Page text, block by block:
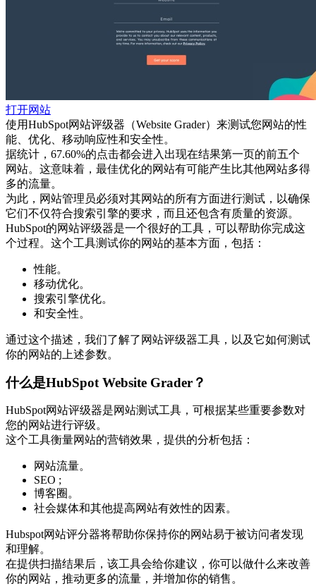
打开网站
使用HubSpot网站评级器（Website Grader）来测试您网站的性
能、优化、移动响应性和安全性。
据统计，67.60%的点击都会进入出现在结果第一页的前五个
网站。这意味着，最佳优化的网站有可能产生比其他网站多得
多的流量。
为此，网站管理员必须对其网站的所有方面进行测试，以确保
它们不仅符合搜索引擎的要求，而且还包含有质量的资源。
HubSpot的网站评级器是一个很好的工具，可以帮助你完成这
个过程。这个工具测试你的网站的基本方面，包括：
性能。
移动优化。
搜索引擎优化。
和安全性。
通过这个描述，我们了解了网站评级器工具，以及它如何测试
你的网站的上述参数。
什么是HubSpot Website Grader？
HubSpot网站评级器是网站测试工具，可根据某些重要参数对
您的网站进行评级。
这个工具衡量网站的营销效果，提供的分析包括：
网站流量。
SEO ;
博客圈。
社会媒体和其他提高网站有效性的因素。
Hubspot网站评分器将帮助你保持你的网站易于被访问者发现
和理解。
在提供扫描结果后，该工具会给你建议，你可以做什么来改善
你的网站，推动更多的流量，并增加你的销售。